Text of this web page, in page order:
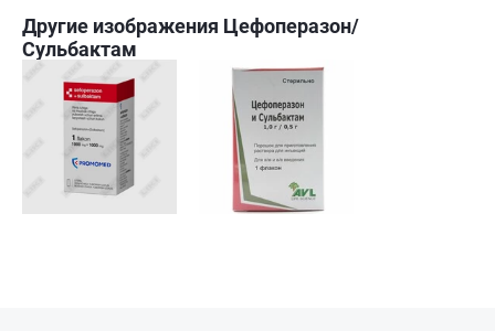
Другие изображения Цефоперазон/
Сульбактам